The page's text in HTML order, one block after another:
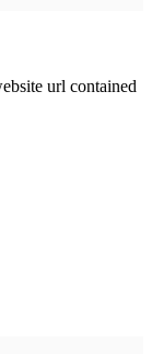
url contained